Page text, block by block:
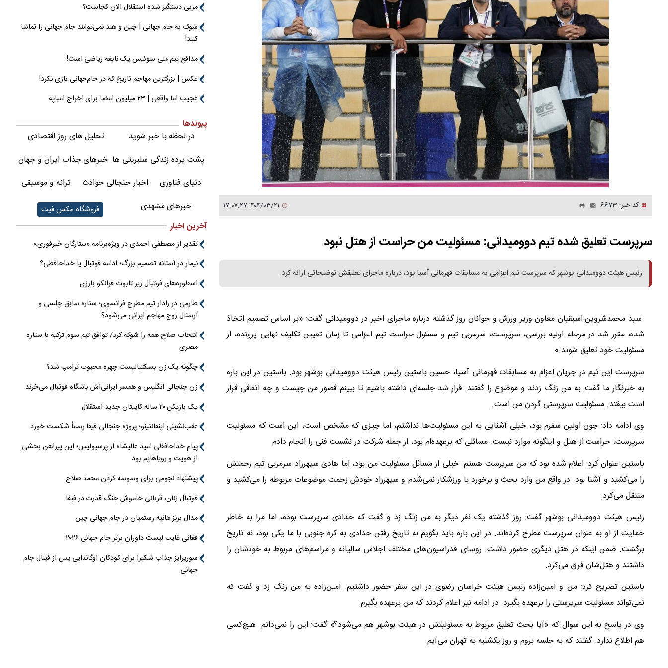
کد خبر: 6673
سرپرست تعلیق شده تیم دوومیدانی: مسئولیت من حراست از هتل نبود
رئیس هیئت دوومیدانی بوشهر که سرپرست تیم اعزامی به مسابقات قهرمانی آسیا بود، درباره ماجرای تعلیقش توضیحاتی ارائه کرد.
سید محمدشروین اسبقیان معاون وزیر ورزش و جوانان روز گذشته درباره ماجرای اخیر در دوومیدانی گفت: «بر اساس تصمیم اتخاذ
شده، مقرر شد در مرحله اولیه بررسی، سرپرست، سرمربی تیم و مسئول حراست تیم اعزامی تا زمان تعیین تکلیف نهایی پرونده، از
مسئولیت خود تعلیق شوند.»
سرپرست این تیم در جریان اعزام به مسابقات قهرمانی آسیا، حسین باستین رئیس هیئت دوومیدانی بوشهر بود. باستین در این باره
به خبرنگار ما گفت: به من زنگ زدند و موضوع را گفتند. قرار شد جلسه‌ای داشته باشیم تا ببینم قصور من چیست و چه اتفاقی قرار
است بیفتد. مسئولیت سرپرستی گردن من است.
وی ادامه داد: چون اولین سفرم بود، خیلی آشنایی به این مسئولیت‌ها نداشتم، اما چیزی که مشخص است، این است که مسئولیت
سرپرست، حراست از هتل و اینگونه موارد نیست. مسائلی که برعهده‌ام بود، از جمله شرکت در نشست فنی را انجام دادم.
باستین عنوان کرد: اعلام شده بود که من سرپرست هستم. خیلی از مسائل مسئولیت من بود، اما هادی سپهرزاد سرمربی تیم زحمتش
را می‌کشید و آشنا بود. در واقع من وارد بحث و برخورد با ورزشکار نمی‌شدم و سپهرزاد خودش زحمت موضوعات مربوطه را می‌کشید و
منتقل می‌کرد.
رئیس هیئت دوومیدانی بوشهر گفت: روز گذشته یک نفر دیگر به من زنگ زد و گفت که حدادی سرپرست بوده، اما مرا به خاطر
حمایت از او به عنوان سرپرست مطرح کرده‌اند. در این باره باید بگویم نه تاریخ رفتن حدادی به کره جنوبی با ما یکی بود، نه تاریخ
برگشت. ضمن اینکه در هتل دیگری حضور داشت. روسای فدراسیون‌های مختلف اجلاس سالیانه و مراسم‌های مربوط به خودشان را
داشتند و هتل‌شان فرق می‌کرد.
باستین تصریح کرد: من و امین‌زاده رئیس هیئت خراسان رضوی در این سفر حضور داشتیم. امین‌زاده به من زنگ زد و گفت که
نمی‌تواند مسئولیت سرپرستی را برعهده بگیرد. در ادامه نیز اعلام کردند که من برعهده بگیرم.
وی در پاسخ به این سوال که «آیا بحث تعلیق مربوط به مسئولیتش در هیئت بوشهر هم می‌شود؟» گفت: این را نمی‌دانم. هیچ‌کسی
هم اطلاع ندارد. گفتند که به جلسه بروم و روز یکشنبه به تهران می‌آیم.
مربی دستگیر شده استقلال الان کجاست؟
شوک به جام جهانی | چین و هند نمی‌توانند جام جهانی را تماشا
کنند!
مدافع تیم ملی سوئیس یک نابغه ریاضی است!
عکس | بزرگترین مهاجم تاریخ که در جام‌جهانی بازی نکرد!
عجیب اما واقعی | ۲۳ میلیون امضا برای اخراج امباپه
پیوندها
در لحظه با خبر شوید
تحلیل های روز اقتصادی
پشت پرده زندگی سلبریتی ها خبرهای جذاب ایران و جهان
دنیای فناوری
اخبار جنجالی حوادث
ترانه و موسیقی
خبرهای مشهدی
فروشگاه مکس فیت
آخرین اخبار
تقدیر از مصطفی احمدی در ویژه‌برنامه «ستارگان خبرفوری»
نیمار در آستانه تصمیم بزرگ؛ ادامه فوتبال یا خداحافظی؟
اسطوره‌های فوتبال زیر تابوت فرانکو بارزی
طارمی در رادار تیم مطرح فرانسوی؛ ستاره سابق چلسی و
آرسنال زوج مهاجم ایرانی می‌شود؟
انتخاب صلاح همه را شوکه کرد/ توافق تیم سوم ترکیه با ستاره
مصری
چگونه یک زن بسکتبالیست چهره محبوب ترامپ شد؟
زن جنجالی انگلیس و همسر ایرانی‌اش باشگاه فوتبال می‌خرند
یک بازیکن ۲۰ ساله کاپیتان جدید استقلال
عقب‌نشینی اینفانتینو؛ پروژه جنجالی فیفا رسماً شکست خورد
پیام خداحافظی امید عالیشاه از پرسپولیس؛ این پیراهن بخشی
از هویت و رویاهایم بود
پیشنهاد نجومی برای وسوسه کردن محمد صلاح
فوتبال زنان، قربانی خاموش جنگ قدرت در فیفا
مدال برنز هانیه رستمیان در جام جهانی چین
فغانی غایب لیست داوران برتر جام جهانی ۲۰۲۶
سورپرایز جذاب شکیرا برای کودکان اوگاندایی پس از فینال جام
جهانی